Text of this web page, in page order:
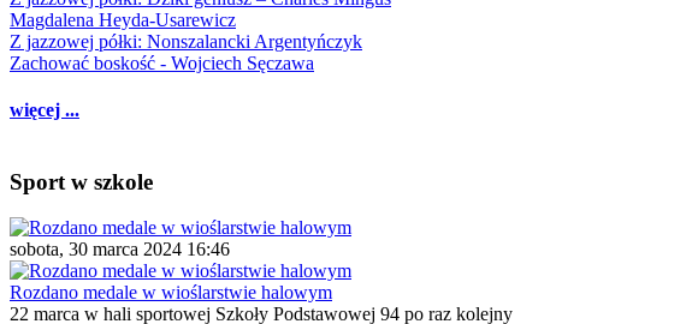
Magdalena Heyda-Usarewicz
Z jazzowej półki: Nonszalancki Argentyńczyk
Zachować boskość - Wojciech Sęczawa
więcej ...
Sport w szkole
sobota, 30 marca 2024 16:46
Rozdano medale w wioślarstwie halowym
22 marca w hali sportowej Szkoły Podstawowej 94 po raz kolejny